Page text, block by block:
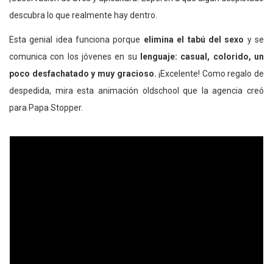
descubra lo que realmente hay dentro.
Esta genial idea funciona porque elimina el tabú del sexo y se
comunica con los jóvenes en su lenguaje: casual, colorido, un
poco desfachatado y muy gracioso. ¡Excelente! Como regalo de
despedida, mira esta animación oldschool que la agencia creó
para Papa Stopper.